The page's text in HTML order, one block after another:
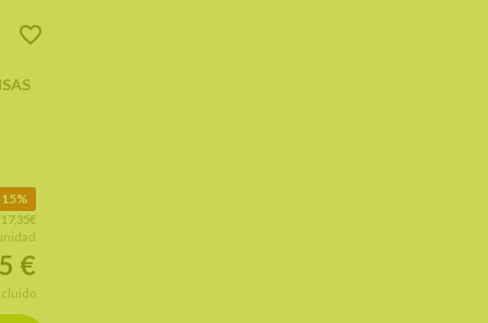
15%
17,35€
€